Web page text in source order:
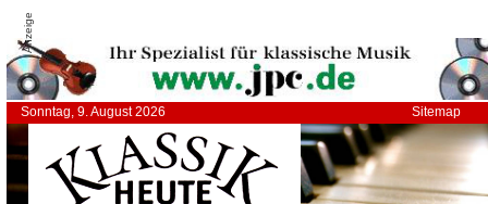
Anzeige
Sonntag, 9. August 2026 Sitemap